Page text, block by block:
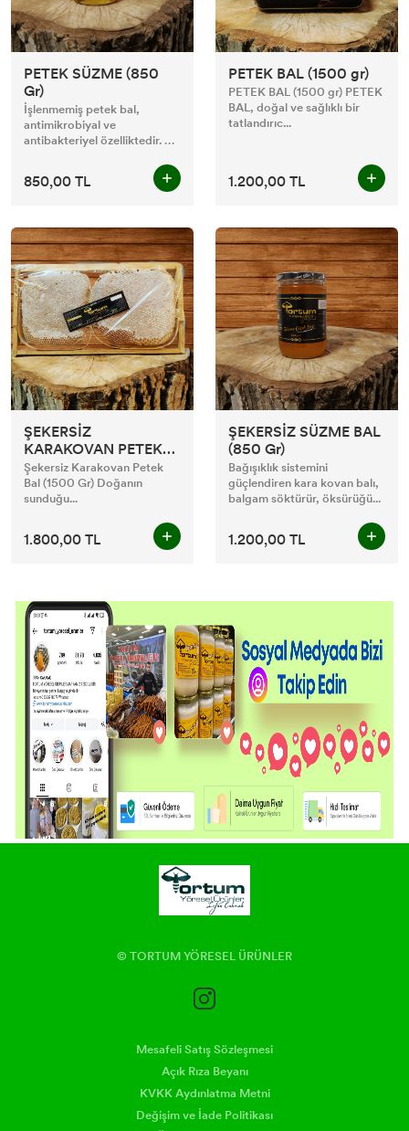
PETEK SÜZME (850
Gr)
İşlenmemiş petek bal,
antimikrobiyal ve
antibakteriyel özelliktedir. Bu
850,00 TL
PETEK BAL (1500 gr)
PETEK BAL (1500 gr) PETEK
BAL, doğal ve sağlıklı bir
tatlandırıc...
1.200,00 TL
ŞEKERSİZ
KARAKOVAN PETEK
BAL (1500 Gr)
Şekersiz Karakovan Petek
Bal (1500 Gr) Doğanın
sunduğu...
1.800,00 TL
ŞEKERSİZ SÜZME BAL
(850 Gr)
Bağışıklık sistemini
güçlendiren kara kovan balı,
balgam söktürür, öksürüğü...
1.200,00 TL
© TORTUM YÖRESEL ÜRÜNLER
Mesafeli Satış Sözleşmesi
Açık Rıza Beyanı
KVKK Aydınlatma Metni
Değişim ve İade Politikası